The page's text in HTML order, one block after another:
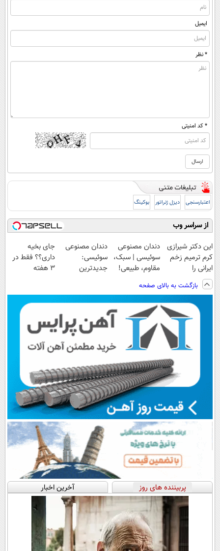
ایمیل
* نظر
* کد امنیتی
اعتبارسنجی دیزل ژنراتور بوکینگ
از سراسر وب
این دکتر شیرازی
کرم ترمیم زخم
ایرانی را
ساخت!!!
دندان مصنوعی
سوئیسی | سبک،
مقاوم، طبیعی!
رایگان+پرداخت
اقساطی😍
دندان مصنوعی
سوئیسی:
جدیدترین
پرداخت قسطی
جای بخیه
داری؟؟ فقط در
3 هفته
بازگشت به بالای صفحه
پربیننده های روز آخرین اخبار